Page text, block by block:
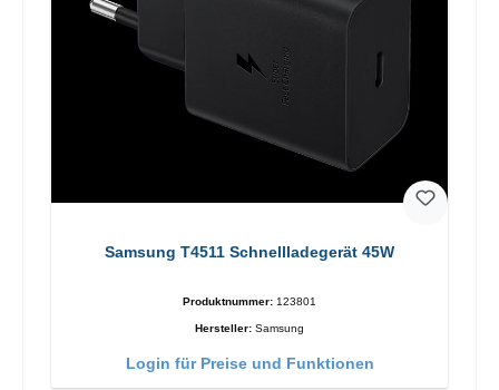
Samsung T4511 Schnellladegerät 45W
Produktnummer: 123801
Hersteller: Samsung
Login für Preise und Funktionen